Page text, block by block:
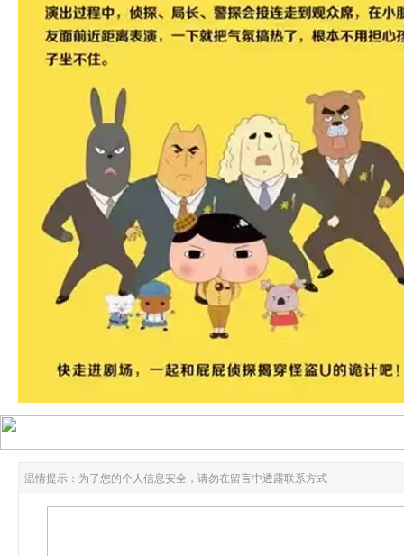
温情提示：为了您的个人信息安全，请勿在留言中透露联系方式